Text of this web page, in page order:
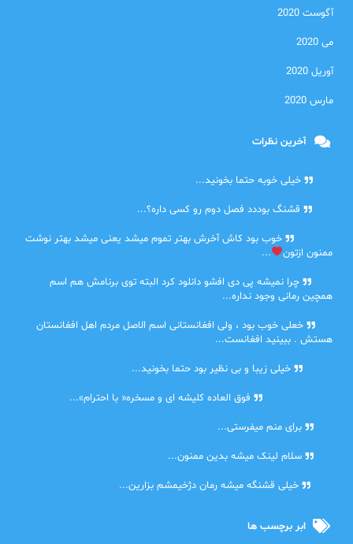
آگوست 2020
می 2020
آوریل 2020
مارس 2020
آخرین نظرات
خیلی خوبه حتما بخونید...
قشنگ بوددد فصل دوم رو کسی داره؟...
خوب بود کاش آخرش بهتر تموم میشد یعنی میشد بهتر نوشت
ممنون ازتون
...
چرا نمیشه پی دی افشو دانلود کرد البته توی برنامش هم اسم
همچین رمانی وجود نداره...
خعلی خوب بود ، ولی افغانستانی اسم الاصل مردم اهل افغانستان
هستش . ببینید افغانست...
خیلی زیبا و بی نظیر بود حتما بخونید...
فوق العاده کلیشه ای و مسخره« با احترام»...
برای منم میفرستی...
سلام لینک میشه بدین ممنون...
خیلی قشنگه میشه رمان دژخیمشم بزارین...
ابر برچسب ها